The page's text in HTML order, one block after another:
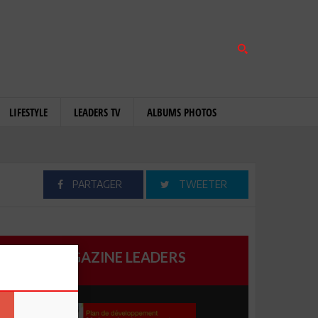
LIFESTYLE LEADERS TV ALBUMS PHOTOS
PARTAGER TWEETER
MAGAZINE LEADERS